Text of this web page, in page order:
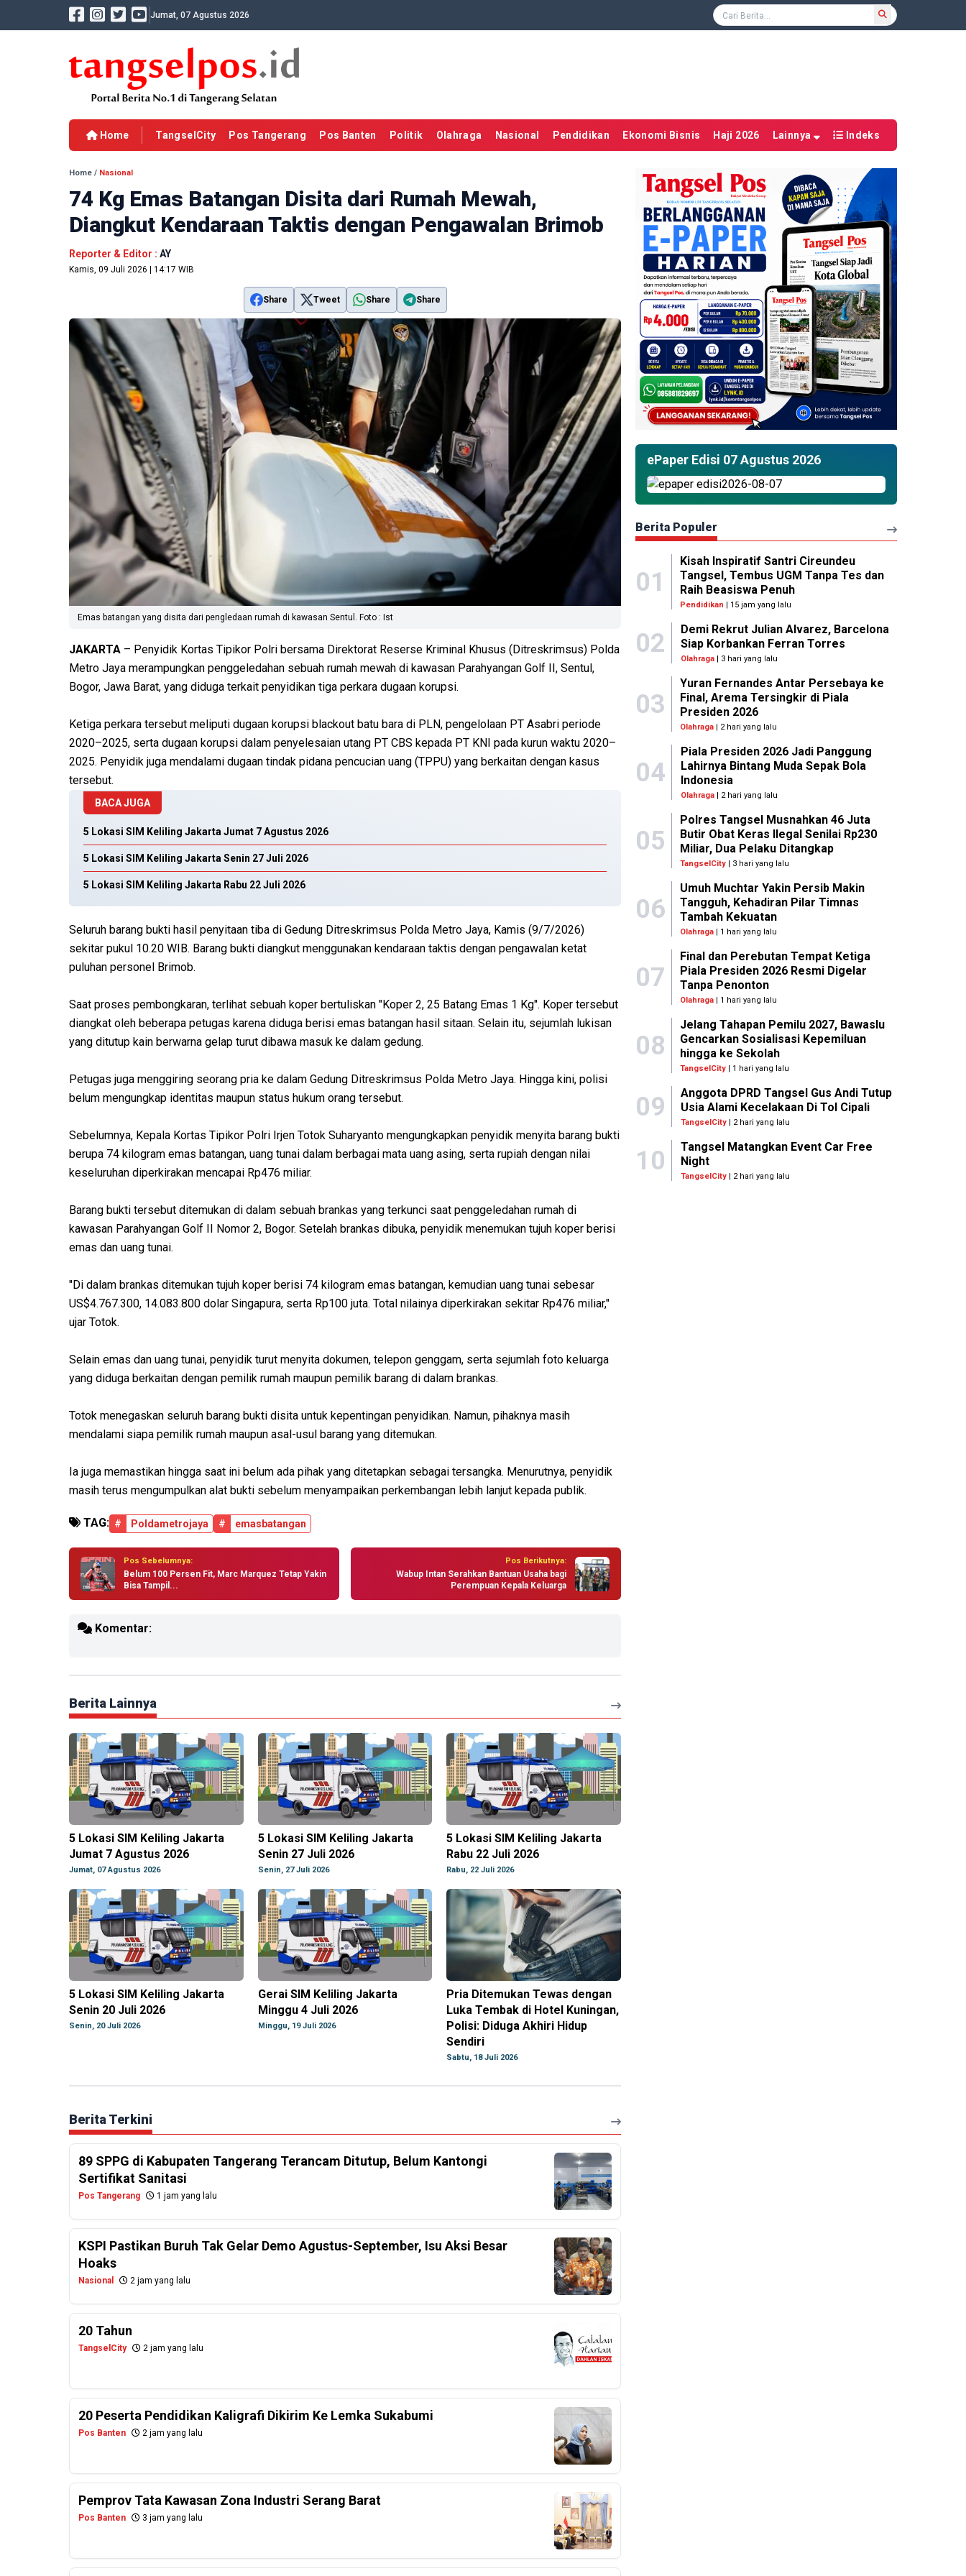
Jumat, 07 Agustus 2026
Home TangselCity Pos Tangerang Pos Banten Politik Olahraga Nasional Pendidikan Ekonomi Bisnis Haji 2026 Lainnya Indeks
Home / Nasional
74 Kg Emas Batangan Disita dari Rumah Mewah,
Diangkut Kendaraan Taktis dengan Pengawalan Brimob
Reporter & Editor : AY
Kamis, 09 Juli 2026 | 14:17 WIB
Share Tweet Share Share
Emas batangan yang disita dari pengledaan rumah di kawasan Sentul. Foto : Ist
JAKARTA – Penyidik Kortas Tipikor Polri bersama Direktorat Reserse Kriminal Khusus (Ditreskrimsus) Polda
Metro Jaya merampungkan penggeledahan sebuah rumah mewah di kawasan Parahyangan Golf II, Sentul,
Bogor, Jawa Barat, yang diduga terkait penyidikan tiga perkara dugaan korupsi.
Ketiga perkara tersebut meliputi dugaan korupsi blackout batu bara di PLN, pengelolaan PT Asabri periode
2020–2025, serta dugaan korupsi dalam penyelesaian utang PT CBS kepada PT KNI pada kurun waktu 2020–
2025. Penyidik juga mendalami dugaan tindak pidana pencucian uang (TPPU) yang berkaitan dengan kasus
tersebut.
BACA JUGA
5 Lokasi SIM Keliling Jakarta Jumat 7 Agustus 2026
5 Lokasi SIM Keliling Jakarta Senin 27 Juli 2026
5 Lokasi SIM Keliling Jakarta Rabu 22 Juli 2026
Seluruh barang bukti hasil penyitaan tiba di Gedung Ditreskrimsus Polda Metro Jaya, Kamis (9/7/2026)
sekitar pukul 10.20 WIB. Barang bukti diangkut menggunakan kendaraan taktis dengan pengawalan ketat
puluhan personel Brimob.
Saat proses pembongkaran, terlihat sebuah koper bertuliskan "Koper 2, 25 Batang Emas 1 Kg". Koper tersebut
diangkat oleh beberapa petugas karena diduga berisi emas batangan hasil sitaan. Selain itu, sejumlah lukisan
yang ditutup kain berwarna gelap turut dibawa masuk ke dalam gedung.
Petugas juga menggiring seorang pria ke dalam Gedung Ditreskrimsus Polda Metro Jaya. Hingga kini, polisi
belum mengungkap identitas maupun status hukum orang tersebut.
Sebelumnya, Kepala Kortas Tipikor Polri Irjen Totok Suharyanto mengungkapkan penyidik menyita barang bukti
berupa 74 kilogram emas batangan, uang tunai dalam berbagai mata uang asing, serta rupiah dengan nilai
keseluruhan diperkirakan mencapai Rp476 miliar.
Barang bukti tersebut ditemukan di dalam sebuah brankas yang terkunci saat penggeledahan rumah di
kawasan Parahyangan Golf II Nomor 2, Bogor. Setelah brankas dibuka, penyidik menemukan tujuh koper berisi
emas dan uang tunai.
"Di dalam brankas ditemukan tujuh koper berisi 74 kilogram emas batangan, kemudian uang tunai sebesar
US$4.767.300, 14.083.800 dolar Singapura, serta Rp100 juta. Total nilainya diperkirakan sekitar Rp476 miliar,"
ujar Totok.
Selain emas dan uang tunai, penyidik turut menyita dokumen, telepon genggam, serta sejumlah foto keluarga
yang diduga berkaitan dengan pemilik rumah maupun pemilik barang di dalam brankas.
Totok menegaskan seluruh barang bukti disita untuk kepentingan penyidikan. Namun, pihaknya masih
mendalami siapa pemilik rumah maupun asal-usul barang yang ditemukan.
Ia juga memastikan hingga saat ini belum ada pihak yang ditetapkan sebagai tersangka. Menurutnya, penyidik
masih terus mengumpulkan alat bukti sebelum menyampaikan perkembangan lebih lanjut kepada publik.
TAG: # Poldametrojaya # emasbatangan
Pos Sebelumnya:
Belum 100 Persen Fit, Marc Marquez Tetap Yakin
Bisa Tampil...
Pos Berikutnya:
Wabup Intan Serahkan Bantuan Usaha bagi
Perempuan Kepala Keluarga
Komentar:
Berita Lainnya
5 Lokasi SIM Keliling Jakarta
Jumat 7 Agustus 2026
Jumat, 07 Agustus 2026
5 Lokasi SIM Keliling Jakarta
Senin 27 Juli 2026
Senin, 27 Juli 2026
5 Lokasi SIM Keliling Jakarta
Rabu 22 Juli 2026
Rabu, 22 Juli 2026
5 Lokasi SIM Keliling Jakarta
Senin 20 Juli 2026
Senin, 20 Juli 2026
Gerai SIM Keliling Jakarta
Minggu 4 Juli 2026
Minggu, 19 Juli 2026
Pria Ditemukan Tewas dengan
Luka Tembak di Hotel Kuningan,
Polisi: Diduga Akhiri Hidup
Sendiri
Sabtu, 18 Juli 2026
Berita Terkini
89 SPPG di Kabupaten Tangerang Terancam Ditutup, Belum Kantongi
Sertifikat Sanitasi
Pos Tangerang 1 jam yang lalu
KSPI Pastikan Buruh Tak Gelar Demo Agustus-September, Isu Aksi Besar
Hoaks
Nasional 2 jam yang lalu
20 Tahun
TangselCity 2 jam yang lalu
20 Peserta Pendidikan Kaligrafi Dikirim Ke Lemka Sukabumi
Pos Banten 2 jam yang lalu
Pemprov Tata Kawasan Zona Industri Serang Barat
Pos Banten 3 jam yang lalu
ePaper Edisi 07 Agustus 2026
Berita Populer
01
Kisah Inspiratif Santri Cireundeu
Tangsel, Tembus UGM Tanpa Tes dan
Raih Beasiswa Penuh
Pendidikan | 15 jam yang lalu
02
Demi Rekrut Julian Alvarez, Barcelona
Siap Korbankan Ferran Torres
Olahraga| 3 hari yang lalu
03
Yuran Fernandes Antar Persebaya ke
Final, Arema Tersingkir di Piala
Presiden 2026
Olahraga | 2 hari yang lalu
04
Piala Presiden 2026 Jadi Panggung
Lahirnya Bintang Muda Sepak Bola
Indonesia
Olahraga| 2 hari yang lalu
05
Polres Tangsel Musnahkan 46 Juta
Butir Obat Keras Ilegal Senilai Rp230
Miliar, Dua Pelaku Ditangkap
TangselCity | 3 hari yang lalu
06
Umuh Muchtar Yakin Persib Makin
Tangguh, Kehadiran Pilar Timnas
Tambah Kekuatan
Olahraga | 1 hari yang lalu
07
Final dan Perebutan Tempat Ketiga
Piala Presiden 2026 Resmi Digelar
Tanpa Penonton
Olahraga | 1 hari yang lalu
08
Jelang Tahapan Pemilu 2027, Bawaslu
Gencarkan Sosialisasi Kepemiluan
hingga ke Sekolah
TangselCity | 1 hari yang lalu
09
Anggota DPRD Tangsel Gus Andi Tutup
Usia Alami Kecelakaan Di Tol Cipali
TangselCity| 2 hari yang lalu
10
Tangsel Matangkan Event Car Free
Night
TangselCity| 2 hari yang lalu